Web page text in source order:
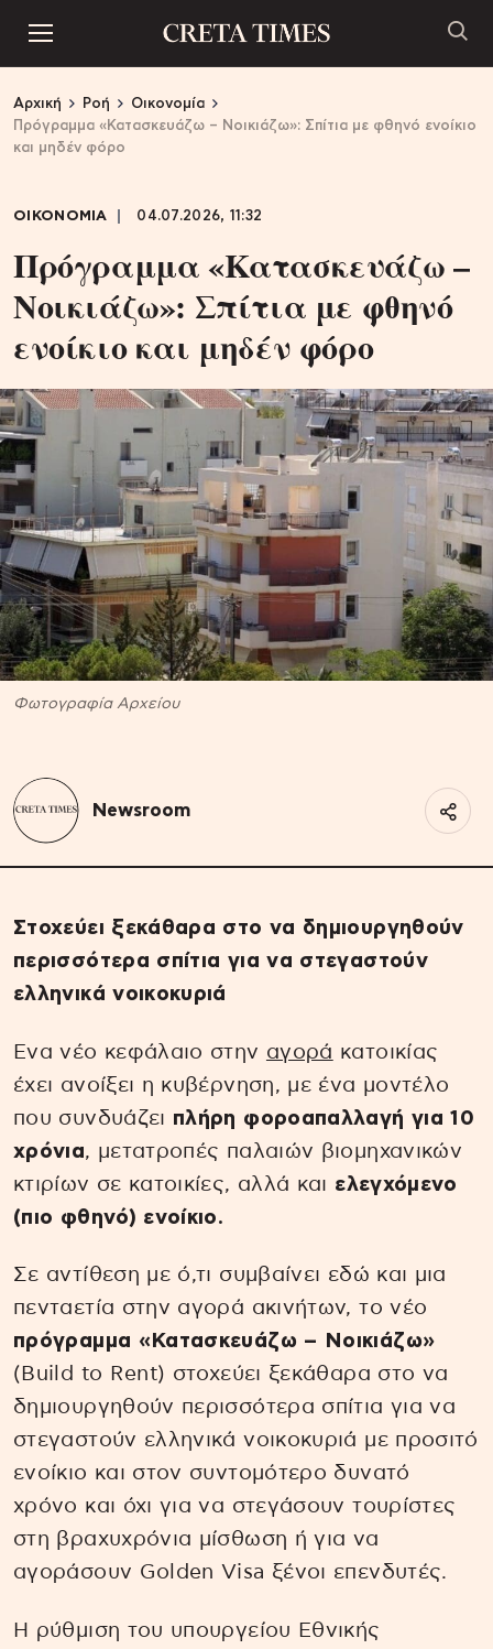
Αρχική Ροή
Οικονομία
Πρόγραμμα «Κατασκευάζω – Νοικιάζω»: Σπίτια με φθηνό ενοίκιο
και μηδέν φόρο
ΟΙΚΟΝΟΜΙΑ 04.07.2026, 11:32
Πρόγραμμα «Κατασκευάζω –
Νοικιάζω»: Σπίτια με φθηνό
ενοίκιο και μηδέν φόρο
Φωτογραφία Αρχείου
Newsroom
Στοχεύει ξεκάθαρα στο να δημιουργηθούν
περισσότερα σπίτια για να στεγαστούν
ελληνικά νοικοκυριά
Ενα νέο κεφάλαιο στην αγορά κατοικίας
έχει ανοίξει η κυβέρνηση, με ένα μοντέλο
που συνδυάζει πλήρη φοροαπαλλαγή για 10
χρόνια, μετατροπές παλαιών βιομηχανικών
κτιρίων σε κατοικίες, αλλά και ελεγχόμενο
(πιο φθηνό) ενοίκιο.
Σε αντίθεση με ό,τι συμβαίνει εδώ και μια
πενταετία στην αγορά ακινήτων, το νέο
πρόγραμμα «Κατασκευάζω – Νοικιάζω»
(Build to Rent) στοχεύει ξεκάθαρα στο να
δημιουργηθούν περισσότερα σπίτια για να
στεγαστούν ελληνικά νοικοκυριά με προσιτό
ενοίκιο και στον συντομότερο δυνατό
χρόνο και όχι για να στεγάσουν τουρίστες
στη βραχυχρόνια μίσθωση ή για να
αγοράσουν Golden Visa ξένοι επενδυτές.
Η ρύθμιση του υπουργείου Εθνικής